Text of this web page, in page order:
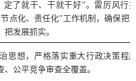
定了就干、干就干好”。雷厉风行
点化、责任化”工作机制，确保把
发展抓实。
思想，严格落实重大行政决策程
、公平竞争审查全覆盖。